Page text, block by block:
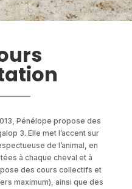
Pénélope propose des
3. Elle met l’accent sur
de l’animal, en
à chaque cheval et à
des cours collectifs et
maximum), ainsi que des